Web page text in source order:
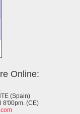
Online:
(Spain)
8'00pm. (CE)